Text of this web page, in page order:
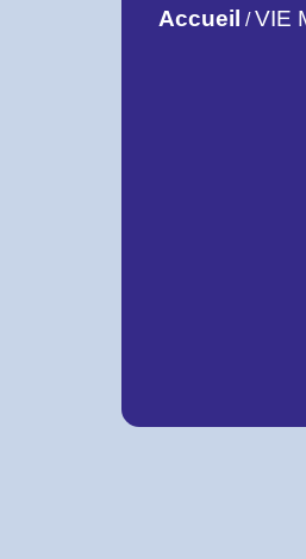
Accueil /VIE